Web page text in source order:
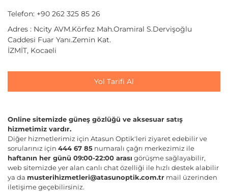
Telefon: +90 262 325 85 26
Adres : Ncity AVM.Körfez Mah.Oramiral S.Dervişoğlu
Caddesi Fuar Yanı.Zemin Kat.
İZMİT, Kocaeli
Yol Tarifi Al
Online sitemizde güneş gözlüğü ve aksesuar satış
hizmetimiz vardır.
Diğer hizmetlerimiz için Atasun Optik'leri ziyaret edebilir ve
sorularınız için 444 67 85 numaralı çağrı merkezimiz ile
haftanın her günü 09:00-22:00 arası görüşme sağlayabilir,
web sitemizde yer alan canlı chat özelliği ile hızlı destek alabilir
ya da musterihizmetleri@atasunoptik.com.tr mail üzerinden
iletişime geçebilirsiniz.